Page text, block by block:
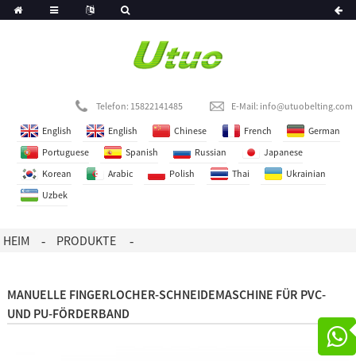
Telefon: 15822141485 E-Mail: info@utuobelting.com
English English Chinese French
German
Portuguese
Spanish Russian
Japanese
Korean
Arabic Polish Thai
Ukrainian
Uzbek
HEIM PRODUKTE
MANUELLE FINGERLOCHER-SCHNEIDEMASCHINE FÜR PVC-
UND PU-FÖRDERBAND
